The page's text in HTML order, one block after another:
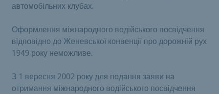
автомобільних клубах.
Оформлення міжнародного водійського посвідчення
відповідно до Женевської конвенції про дорожній рух
1949 року неможливе.
З 1 вересня 2002 року для подання заяви на
отримання міжнародного водійського посвідчення